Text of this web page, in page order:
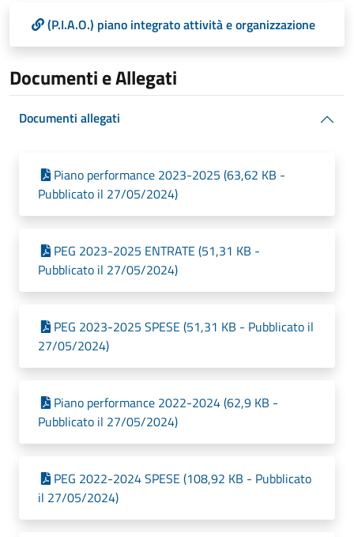
(P.I.A.O.) piano integrato attività e organizzazione
Documenti e Allegati
Documenti allegati
Piano performance 2023-2025 (63,62 KB -
Pubblicato il 27/05/2024)
PEG 2023-2025 ENTRATE (51,31 KB -
Pubblicato il 27/05/2024)
PEG 2023-2025 SPESE (51,31 KB - Pubblicato il
27/05/2024)
Piano performance 2022-2024 (62,9 KB -
Pubblicato il 27/05/2024)
PEG 2022-2024 SPESE (108,92 KB - Pubblicato
il 27/05/2024)